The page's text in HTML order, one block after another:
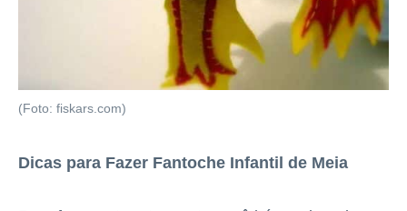
(Foto: fiskars.com)
Dicas para Fazer Fantoche Infantil de Meia